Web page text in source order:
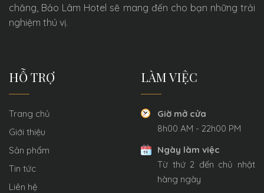
chăng, Bảo Lâm Hotel sẽ mang đến cho bạn những trải
nghiệm thú vị.
HỖ TRỢ
Trang chủ
Giới thiệu
Sản phẩm
Tin tức
Liên hệ
LÀM VIỆC
Giờ mở cửa
8h00 AM - 22h00 PM
Ngày làm việc
Từ thứ 2 đến chủ nhật
hàng ngày